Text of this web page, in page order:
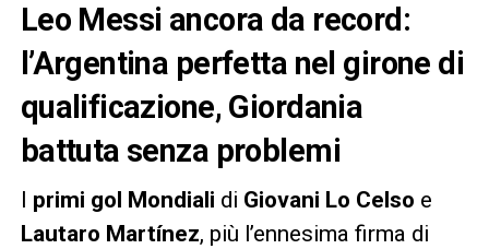
Leo Messi ancora da record:
l’Argentina perfetta nel girone di
qualificazione, Giordania
battuta senza problemi
primi gol Mondiali di Giovani Lo Celso e
Lautaro Martínez, più l’ennesima firma di